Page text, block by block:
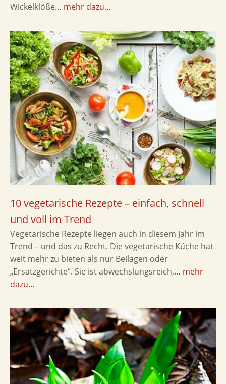
Wickelklöße… mehr dazu…
10 vegetarische Rezepte – einfach, schnell
und voll im Trend
Vegetarische Rezepte liegen auch in diesem Jahr im
Trend – und das zu Recht. Die vegetarische Küche hat
weit mehr zu bieten als nur Beilagen oder
„Ersatzgerichte“. Sie ist abwechslungsreich,… mehr
dazu…